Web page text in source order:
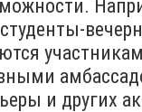
и других